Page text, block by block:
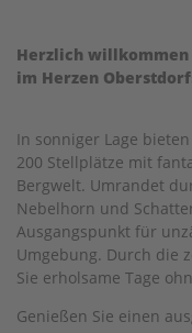
Herzlich
im Herzen
In sonniger Lage
200 Stellplätze mit
Bergwelt. Umrandet
Nebelhorn und
Ausgangspunkt für
Umgebung. Durch die
Sie erholsame Tage
Genießen Sie einen